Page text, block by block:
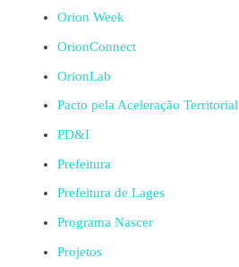
Orion Week
OrionConnect
OrionLab
Pacto pela Aceleração Territorial
PD&I
Prefeitura
Prefeitura de Lages
Programa Nascer
Projetos